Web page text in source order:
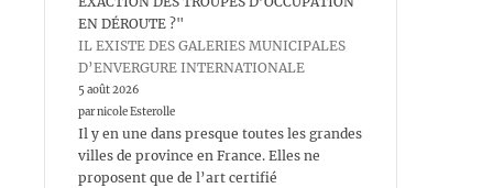
EN DÉROUTE ?"
IL EXISTE DES GALERIES MUNICIPALES
D’ENVERGURE INTERNATIONALE
5 août 2026
par nicole Esterolle
Il y en une dans presque toutes les grandes
villes de province en France. Elles ne
proposent que de l’art certifié